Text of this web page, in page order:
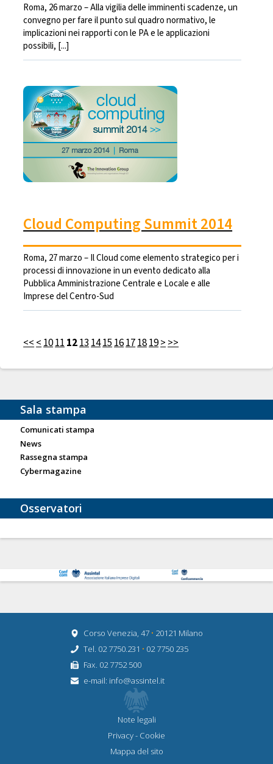
Roma, 26 marzo – Alla vigilia delle imminenti scadenze, un
convegno per fare il punto sul quadro normativo, le
implicazioni nei rapporti con le PA e le applicazioni
possibili, [...]
Cloud Computing Summit 2014
Roma, 27 marzo – Il Cloud come elemento strategico per i
processi di innovazione in un evento dedicato alla
Pubblica Amministrazione Centrale e Locale e alle
Imprese del Centro-Sud
<<<10111213141516171819>>>
Sala stampa
Comunicati stampa
News
Rassegna stampa
Cybermagazine
Osservatori
Corso Venezia, 47 • 20121 Milano
Tel. 02 7750.231 • 02 7750 235
Fax. 02 7752 500
e-mail: info@assintel.it
Note legali
Privacy- Cookie
Mappa del sito